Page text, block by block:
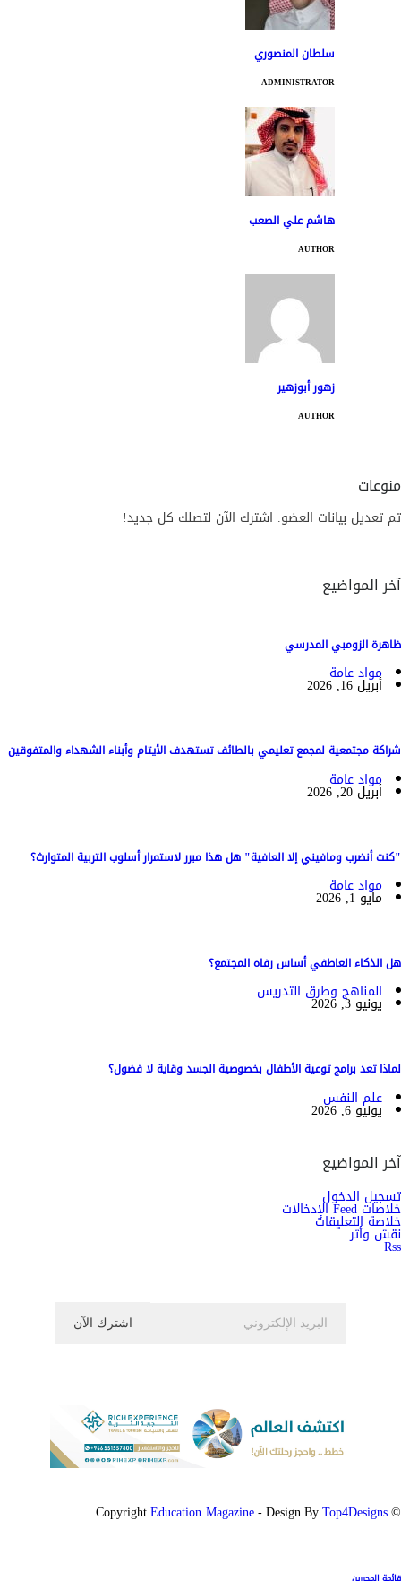
سلطان المنصوري
ADMINISTRATOR
هاشم علي الصعب
AUTHOR
زهور أبوزهير
AUTHOR
منوعات
تم تعديل بيانات العضو. اشترك الآن لتصلك كل جديد!
آخر المواضيع
ظاهرة الزومبي المدرسي
مواد عامة
أبريل 16, 2026
شراكة مجتمعية لمجمع تعليمي بالطائف تستهدف الأيتام وأبناء الشهداء والمتفوقين
مواد عامة
أبريل 20, 2026
"كنت أنضرب ومافيني إلا العافية" هل هذا مبرر لاستمرار أسلوب التربية المتوارث؟
مواد عامة
مايو 1, 2026
هل الذكاء العاطفي أساس رفاه المجتمع؟
المناهج وطرق التدريس
يونيو 3, 2026
لماذا تعد برامج توعية الأطفال بخصوصية الجسد وقاية لا فضول؟
علم النفس
يونيو 6, 2026
آخر المواضيع
تسجيل الدخول
خلاصات Feed الإدخالات
خلاصة التعليقات
نقش وأثر
Rss
© Copyright
Education Magazine - Design By Top4Designs